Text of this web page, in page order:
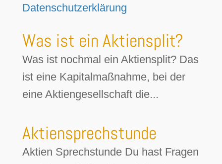
Datenschutzerklärung
Was ist ein Aktiensplit?
Was ist nochmal ein Aktiensplit? Das
ist eine Kapitalmaßnahme, bei der
eine Aktiengesellschaft die...
Aktiensprechstunde
Aktien Sprechstunde Du hast Fragen